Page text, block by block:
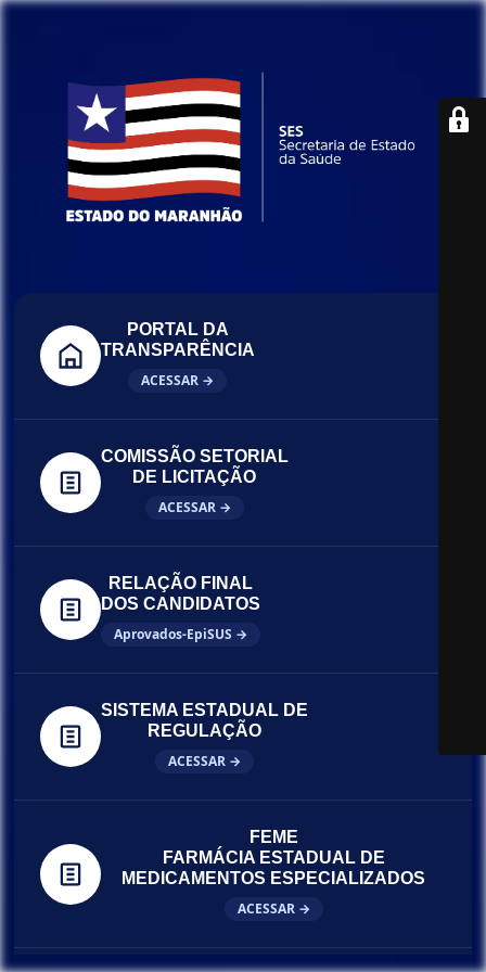
PORTAL DA
TRANSPARÊNCIA
ACESSAR →
COMISSÃO SETORIAL
DE LICITAÇÃO
ACESSAR →
RELAÇÃO FINAL
DOS CANDIDATOS
Aprovados-EpiSUS →
SISTEMA ESTADUAL DE
REGULAÇÃO
ACESSAR →
FEME
FARMÁCIA ESTADUAL DE
MEDICAMENTOS ESPECIALIZADOS
ACESSAR →